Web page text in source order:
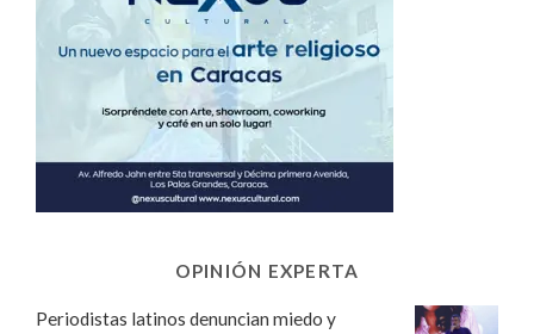
OPINIÓN EXPERTA
Periodistas latinos denuncian miedo y